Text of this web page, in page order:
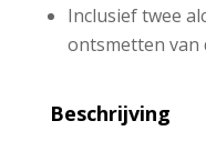
Inclusief twee
ontsmetten van
Beschrijving